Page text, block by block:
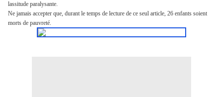
lassitude paralysante.
Ne jamais accepter que, durant le temps de lecture de ce seul article, 26 enfants soient
morts de pauvreté.